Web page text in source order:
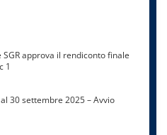
SGR approva il rendiconto finale
1
30 settembre 2025 – Avvio